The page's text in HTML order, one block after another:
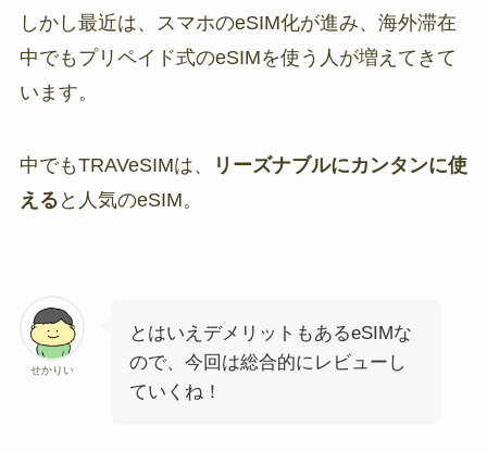
しかし最近は、スマホのeSIM化が進み、海外滞在
中でもプリペイド式のeSIMを使う人が増えてきて
います。
中でもTRAVeSIMは、
リーズナブルにカンタンに使
える と人気のeSIM。
せかりい
とはいえデメリットもあるeSIMな
ので、今回は総合的にレビューし
ていくね！